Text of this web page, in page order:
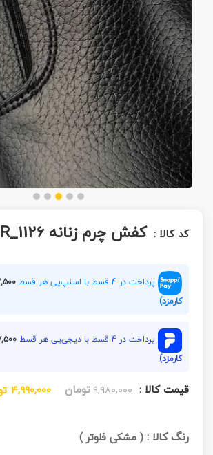
کد کالا : کفش چرم زنانه 1126_BR
پرداخت در 4 قسط با اسنپ‌پی هر قسط
کارمزد)
پرداخت در 4 قسط با دیجی‌پی هر قسط
کارمزد)
قیمت کالا : ۹,۹۸۰,۰۰۰تومان ۴,۹۹۰,۰۰۰
رنگ کالا :(مشکی فلوتر )